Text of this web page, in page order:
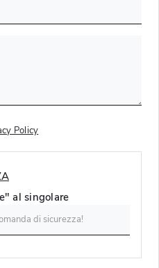
Policy
al singolare